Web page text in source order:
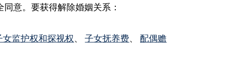
意。要获得解除婚姻关系：
女监护权和探视权、子女抚养费、配偶赡